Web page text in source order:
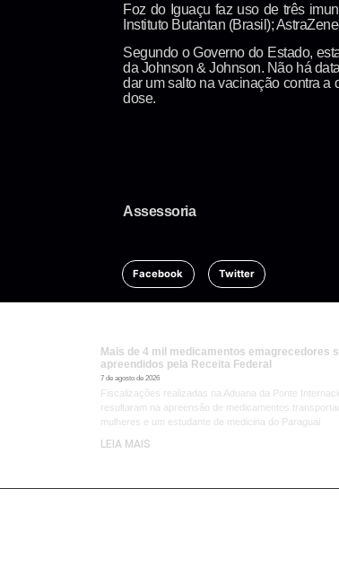
Foz do Iguaçu faz uso de três
Instituto Butantan (Brasil);
Segundo o Governo do Estado,
da Johnson & Johnson. Não há
dar um salto na vacinação contra
dose.
Assessoria
Facebook Twitter
Mais de 4 mil medicamentos emagrecedores
apreendidos pela Receita Federal
7 de agosto de 2026
Fiscalizações realizadas na Aduana da Ponte
resultaram na apreensão de medicamentos
mulheres e um estudante de medicina do Paraguai
LEIA MAIS